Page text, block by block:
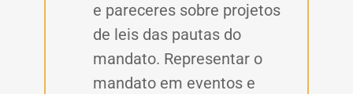
e pareceres sobre projetos
de leis das pautas do
mandato. Representar o
mandato em eventos e